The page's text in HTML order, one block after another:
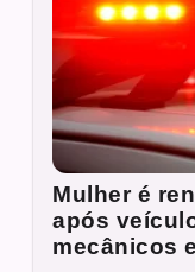
Mulher é
após
mecânicos